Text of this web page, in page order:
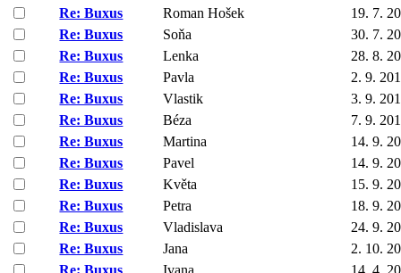
Re: Buxus
Roman Hošek
19. 7.
Re: Buxus
Soňa
30. 7.
Re: Buxus
Lenka
28. 8.
Re: Buxus
Pavla
2. 9.
Re: Buxus
Vlastik
3. 9.
Re: Buxus
Béza
7. 9.
Re: Buxus
Martina
14. 9.
Re: Buxus
Pavel
14. 9.
Re: Buxus
Květa
15. 9.
Re: Buxus
Petra
18. 9.
Re: Buxus
Vladislava
24. 9.
Re: Buxus
Jana
2. 10.
Re: Buxus
Ivana
14. 4.